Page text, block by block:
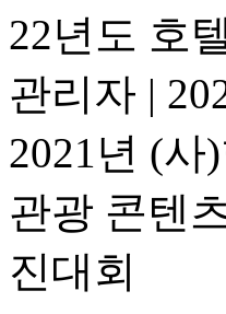
22년도 호
관리자 |
2021년 (
관광 콘텐
진대회